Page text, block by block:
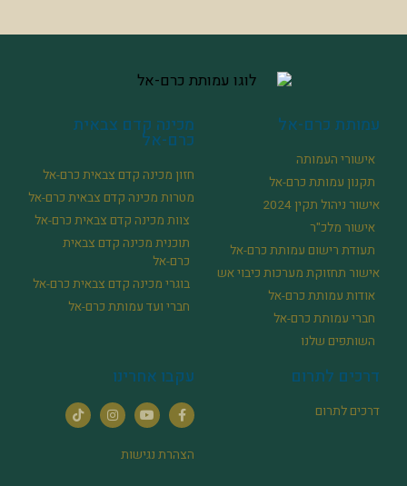
עמותת כרם-אל
אישורי העמותה
תקנון עמותת כרם-אל
אישור ניהול תקין 2024
אישור מלכ"ר
תעודת רישום עמותת כרם-אל
אישור תחזוקת מערכות כיבוי אש
אודות עמותת כרם-אל
חברי עמותת כרם-אל
השותפים שלנו
מכינה קדם צבאית
כרם-אל
חזון מכינה קדם צבאית כרם-אל
מטרות מכינה קדם צבאית כרם-אל
צוות מכינה קדם צבאית כרם-אל
תוכנית מכינה קדם צבאית
כרם-אל
בוגרי מכינה קדם צבאית כרם-אל
חברי ועד עמותת כרם-אל
דרכים לתרום
דרכים לתרום
עקבו אחרינו
הצהרת נגישות